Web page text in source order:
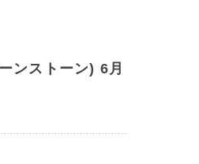
ンストーン) 6月